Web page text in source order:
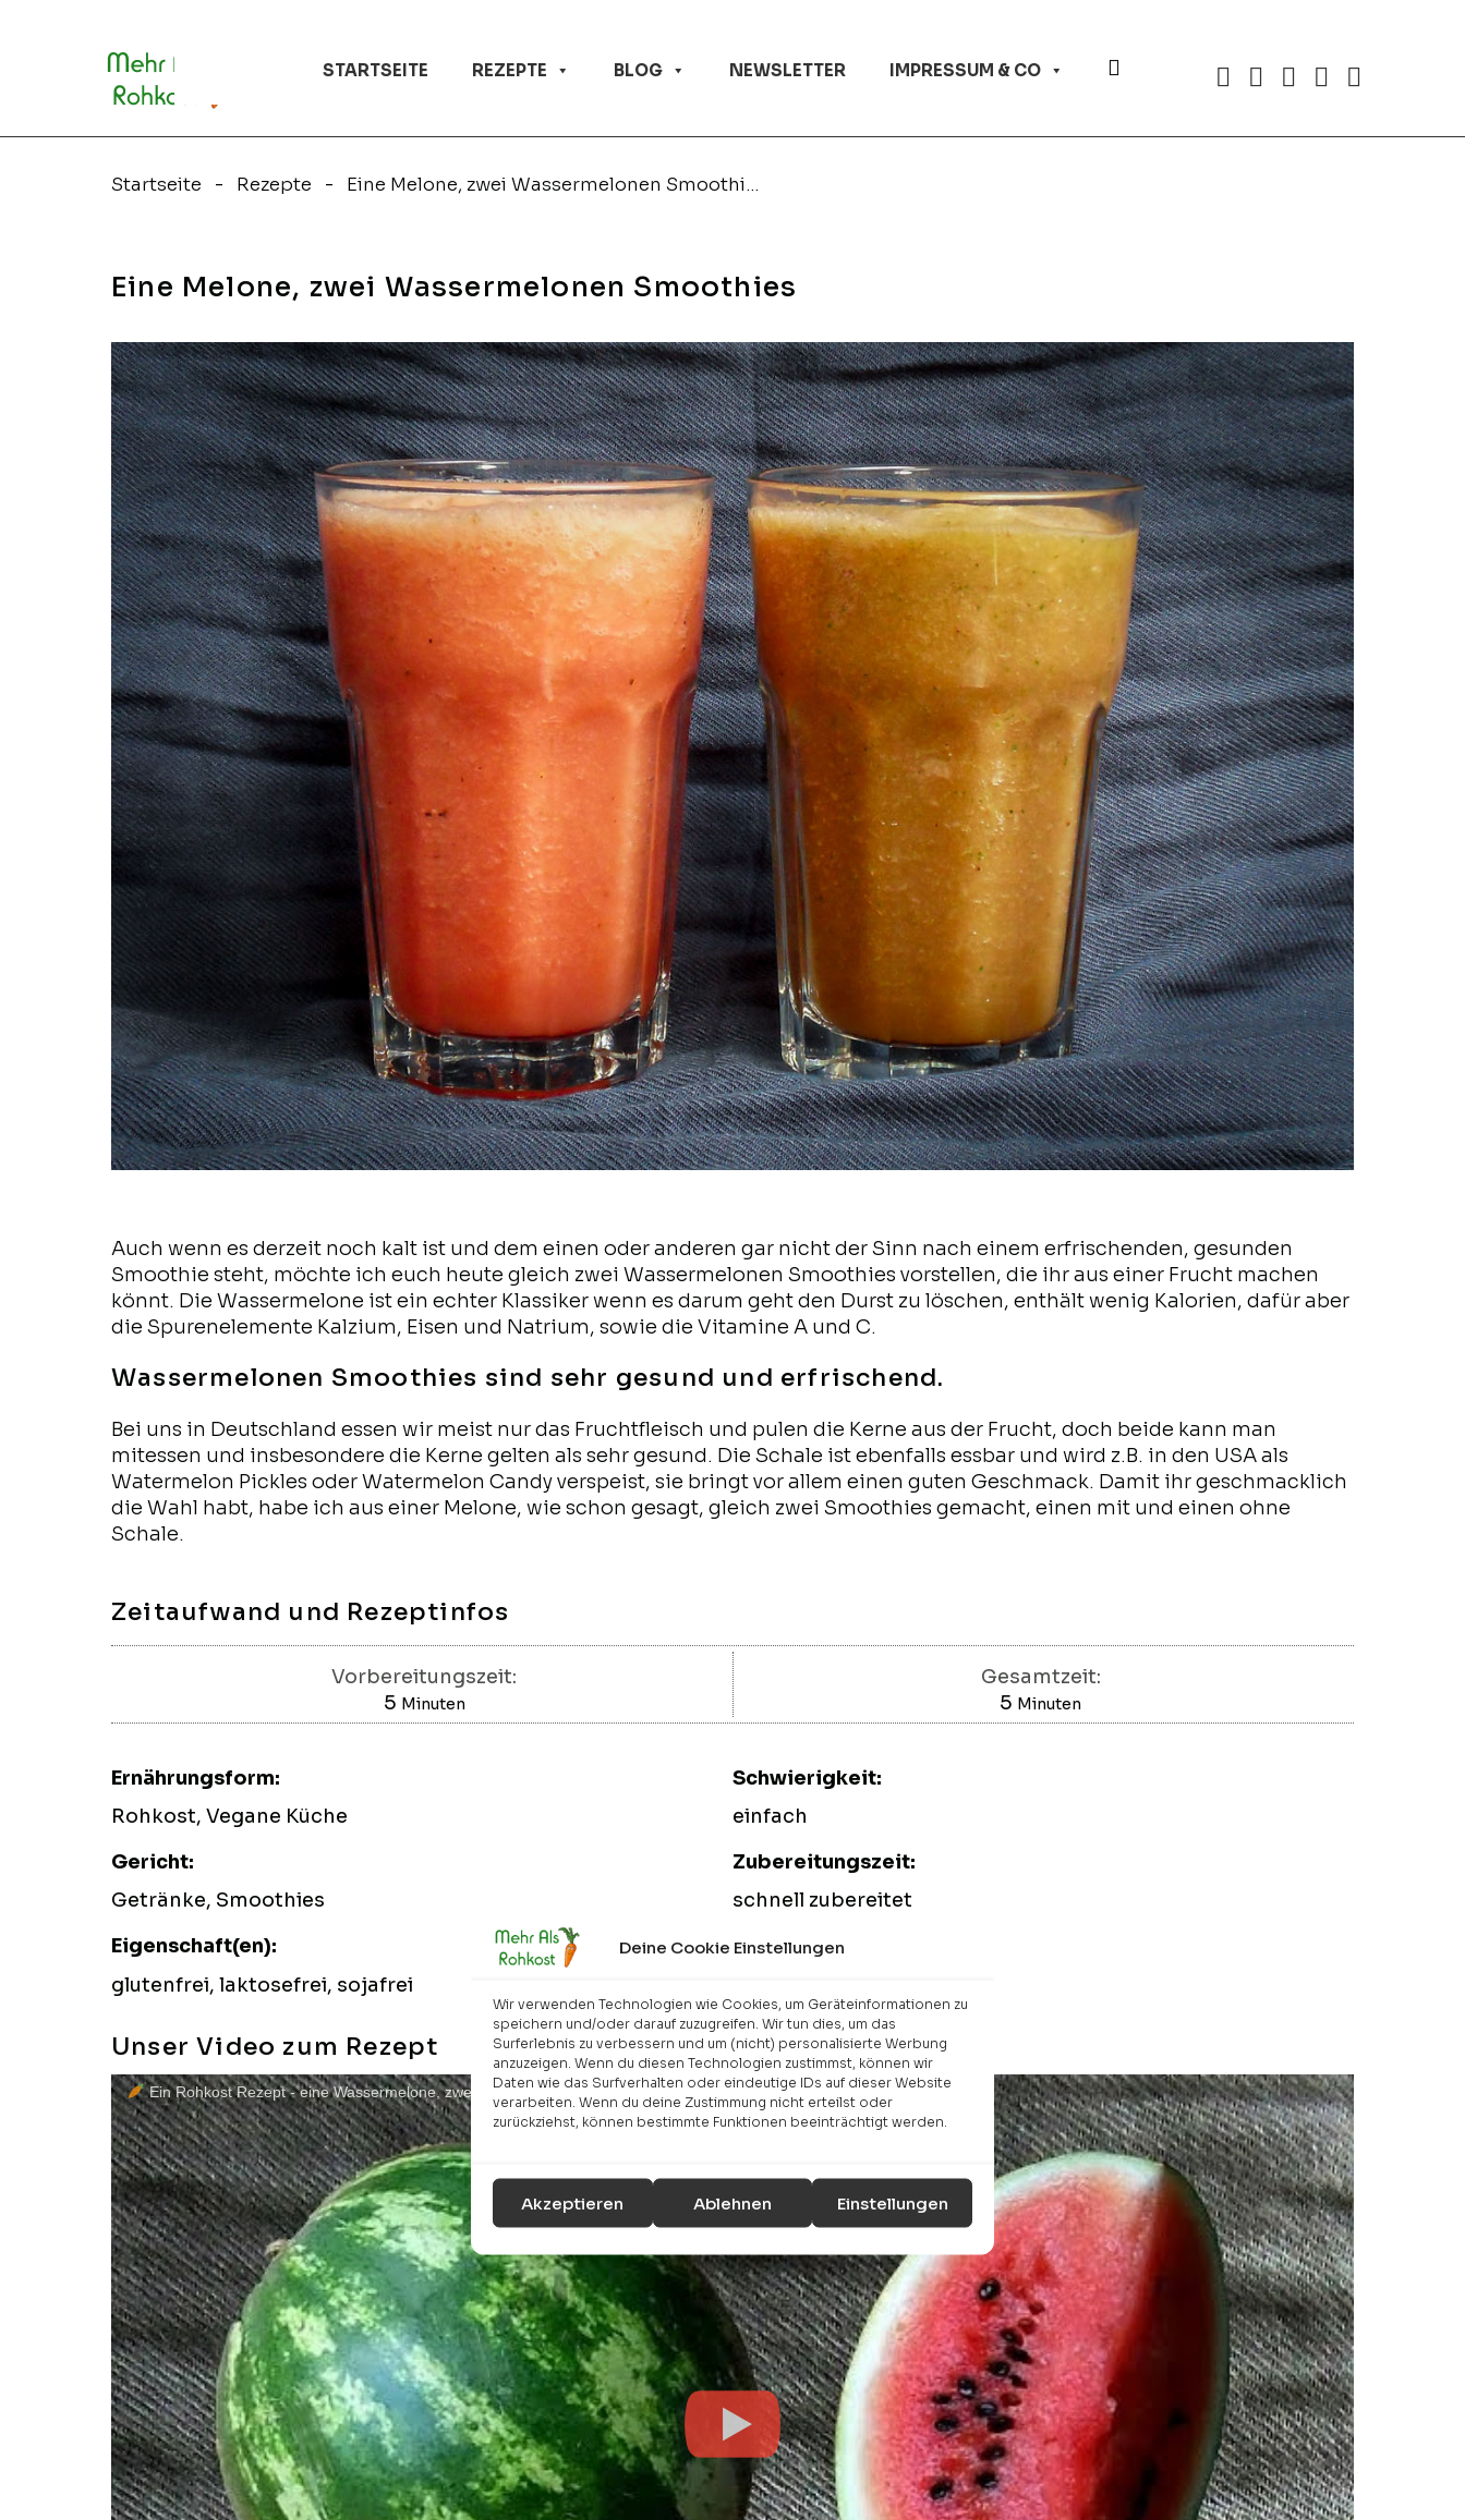
Deine Cookie Einstellungen
Wir verwenden Technologien wie Cookies, um Geräteinformationen zu
speichern und/oder darauf zuzugreifen. Wir tun dies, um das
Surferlebnis zu verbessern und um (nicht) personalisierte Werbung
anzuzeigen. Wenn du diesen Technologien zustimmst, können wir
Daten wie das Surfverhalten oder eindeutige IDs auf dieser Website
verarbeiten. Wenn du deine Zustimmung nicht erteilst oder
zurückziehst, können bestimmte Funktionen beeinträchtigt werden.
Akzeptieren Ablehnen Einstellungen
STARTSEITE REZEPTE BLOG NEWSLETTER IMPRESSUM & CO
Website-
Startseite Rezepte Eine Melone, zwei Wassermelonen Smoothies
Eine Melone, zwei Wassermelonen Smoothies
Auch wenn es derzeit noch kalt ist und dem einen oder anderen gar nicht der Sinn nach einem erfrischenden, gesunden
Smoothie steht, möchte ich euch heute gleich zwei Wassermelonen Smoothies vorstellen, die ihr aus einer Frucht machen
könnt. Die Wassermelone ist ein echter Klassiker wenn es darum geht den Durst zu löschen, enthält wenig Kalorien, dafür aber
die Spurenelemente Kalzium, Eisen und Natrium, sowie die Vitamine A und C.
Wassermelonen Smoothies sind sehr gesund und erfrischend.
Bei uns in Deutschland essen wir meist nur das Fruchtfleisch und pulen die Kerne aus der Frucht, doch beide kann man
mitessen und insbesondere die Kerne gelten als sehr gesund. Die Schale ist ebenfalls essbar und wird z.B. in den USA als
Watermelon Pickles oder Watermelon Candy verspeist, sie bringt vor allem einen guten Geschmack. Damit ihr geschmacklich
die Wahl habt, habe ich aus einer Melone, wie schon gesagt, gleich zwei Smoothies gemacht, einen mit und einen ohne
Schale.
Zeitaufwand und Rezeptinfos
Vorbereitungszeit:
5Minuten
Minuten
Gesamtzeit:
5 Minuten
Minuten
Ernährungsform:
Rohkost, Vegane Küche
Gericht:
Getränke, Smoothies
Eigenschaft(en):
glutenfrei, laktosefrei, sojafrei
Schwierigkeit:
einfach
Zubereitungszeit:
schnell zubereitet
Kosten:
Unser Video zum Rezept
Ein Rohkost Rezept - eine Wassermelone, zwei erfrischende Smoothies